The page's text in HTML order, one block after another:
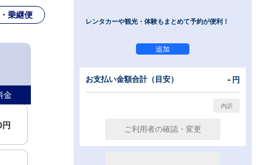
乗継便
金
レンタカーや観光・体験もまとめて予約が便利！
お支払い金額合計（目安） - 円